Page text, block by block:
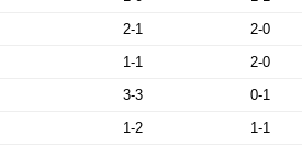
2-1
2-0
1-1
2-0
3-3
0-1
1-2
1-1